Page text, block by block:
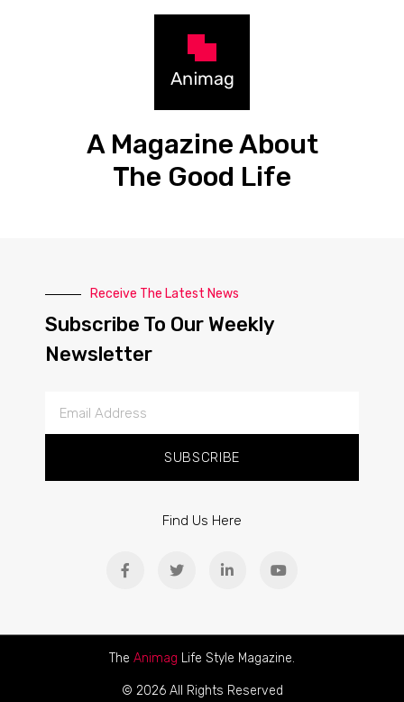
A Magazine About
The Good Life
Receive The Latest News
Subscribe To Our Weekly
Newsletter
SUBSCRIBE
Find Us Here
The Animag Life Style Magazine.
© 2026 All Rights Reserved